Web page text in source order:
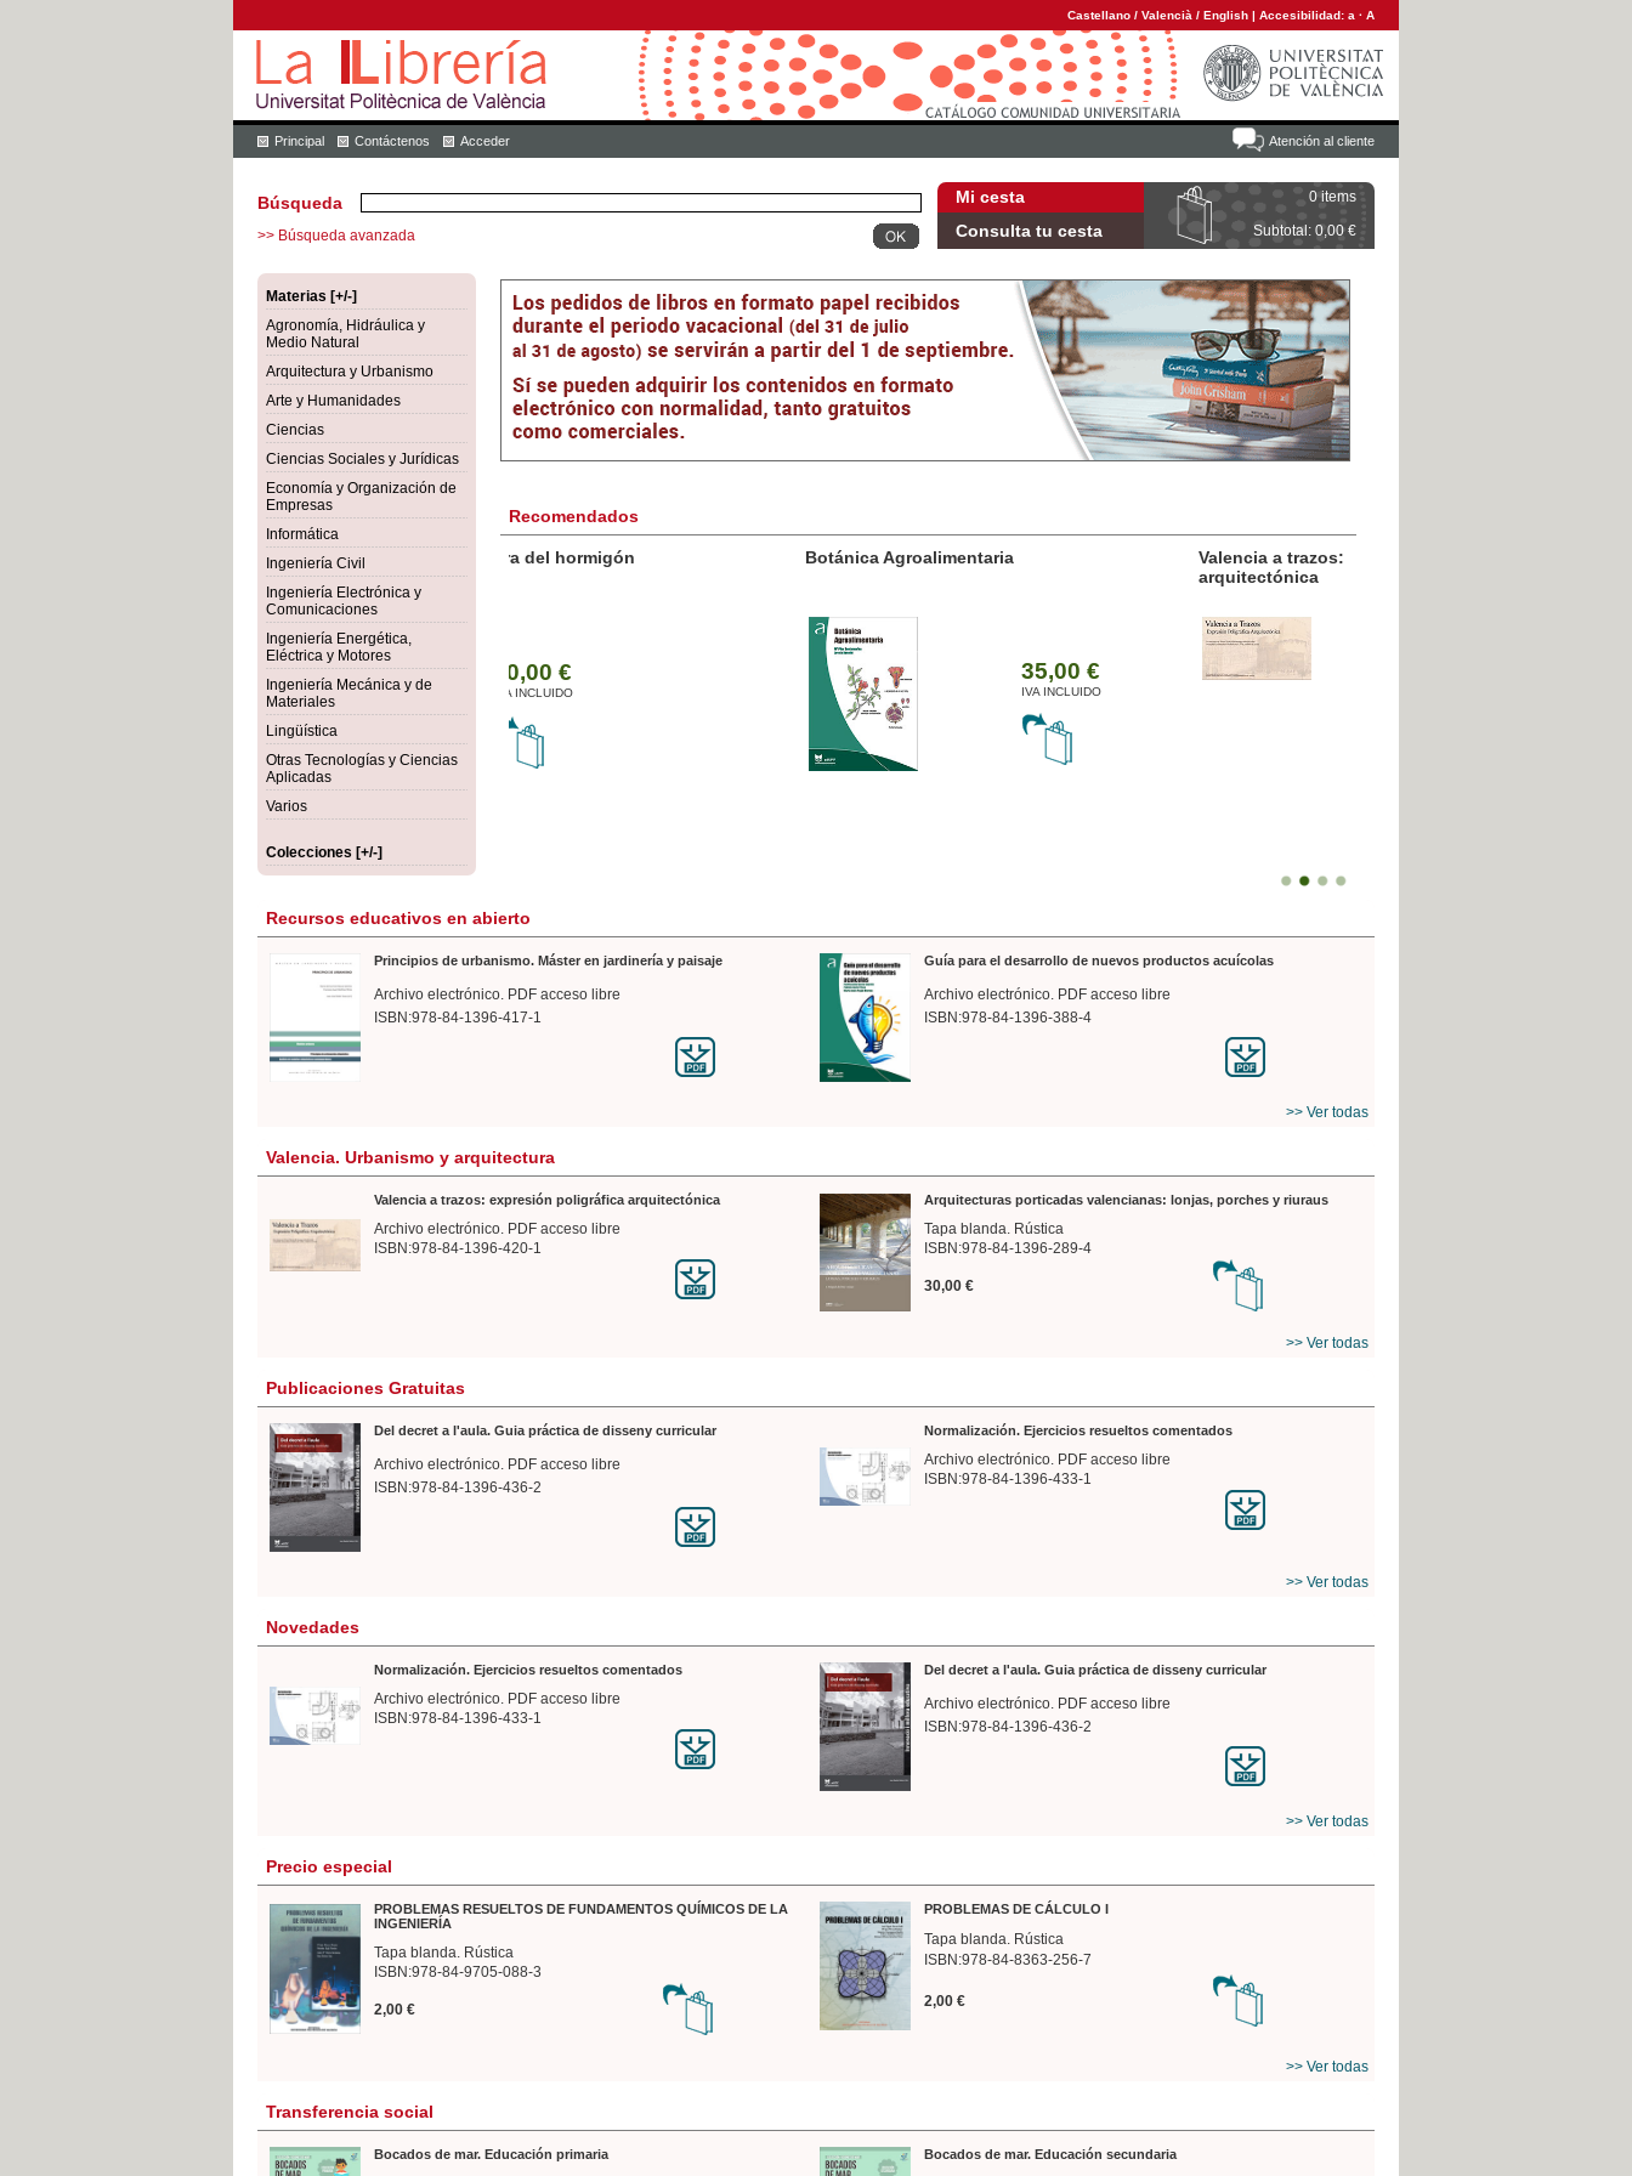
Castellano / Valencià / English | Accesibilidad: a · A
Atención al cliente
Principal Contáctenos Acceder
Mi cesta 0 items
Consulta tu cesta Subtotal: 0,00 €
Búsqueda
>> Búsqueda avanzada
Materias [+/-]
Agronomía, Hidráulica y
Medio Natural
Arquitectura y Urbanismo
Arte y Humanidades
Ciencias
Ciencias Sociales y Jurídicas
Economía y Organización de
Empresas
Informática
Ingeniería Civil
Ingeniería Electrónica y
Comunicaciones
Ingeniería Energética,
Eléctrica y Motores
Ingeniería Mecánica y de
Materiales
Lingüística
Otras Tecnologías y Ciencias
Aplicadas
Varios
Colecciones [+/-]
Recomendados
Botánica Agroalimentaria
Valencia a trazos: expresión poligráfica
Recursos educativos en abierto
Principios de urbanismo. Máster en jardinería y paisaje
Archivo electrónico. PDF acceso libre
ISBN:978-84-1396-417-1
Guía para el desarrollo de nuevos productos acuícolas
Archivo electrónico. PDF acceso libre
ISBN:978-84-1396-388-4
>> Ver todas
Valencia. Urbanismo y arquitectura
Valencia a trazos: expresión poligráfica arquitectónica
Archivo electrónico. PDF acceso libre
ISBN:978-84-1396-420-1
Arquitecturas porticadas valencianas: lonjas, porches y riuraus
Tapa blanda. Rústica
ISBN:978-84-1396-289-4
30,00 €
>> Ver todas
Publicaciones Gratuitas
Del decret a l'aula. Guia práctica de disseny curricular
Archivo electrónico. PDF acceso libre
ISBN:978-84-1396-436-2
Normalización. Ejercicios resueltos comentados
Archivo electrónico. PDF acceso libre
ISBN:978-84-1396-433-1
>> Ver todas
Novedades
Normalización. Ejercicios resueltos comentados
Archivo electrónico. PDF acceso libre
ISBN:978-84-1396-433-1
Del decret a l'aula. Guia práctica de disseny curricular
Archivo electrónico. PDF acceso libre
ISBN:978-84-1396-436-2
>> Ver todas
Precio especial
PROBLEMAS RESUELTOS DE FUNDAMENTOS QUÍMICOS DE LA
INGENIERÍA
Tapa blanda. Rústica
ISBN:978-84-9705-088-3
2,00 €
PROBLEMAS DE CÁLCULO I
Tapa blanda. Rústica
ISBN:978-84-8363-256-7
2,00 €
>> Ver todas
Transferencia social
Bocados de mar. Educación primaria Bocados de mar. Educación secundaria